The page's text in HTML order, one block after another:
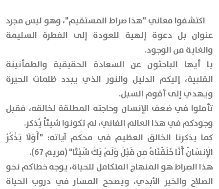
اكتشفوا معاني "هذا صراط المستقيم"، وهو ليس مجرد
عنوان بل دعوة إلهية للعودة إلى الفطرة السليمة
والغاية من الوجود.
يا أيها الباحثون عن السعادة الحقيقية والطمأنينة
القلبية، إليكم الدليل والنور الذي يبدد ظلمات الحيرة
ويهدي إلى أقوم السبل.
تأملوا في ضعف الإنسان وحاجته المطلقة لخالقه، فقبل
وجودكم في هذا العالم الفاني، لم تكونوا شيئاً يُذكر.
كما يذكرنا الخالق العظيم في محكم آياته: "أَوَلَا يَذْكُرُ
الْإِنسَانُ أَنَّا خَلَقْنَاهُ مِن قَبْلُ وَلَمْ يَكُ شَيْئًا" (مريم 67).
هذا الصراط هو المنهاج المتكامل للحياة، يوجه خطاكم نحو
الصلاح والخير الأبدي، ويصحح المسار في دروب الحياة